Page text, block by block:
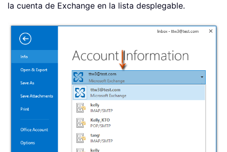
la cuenta de Exchange en la lista desplegable.